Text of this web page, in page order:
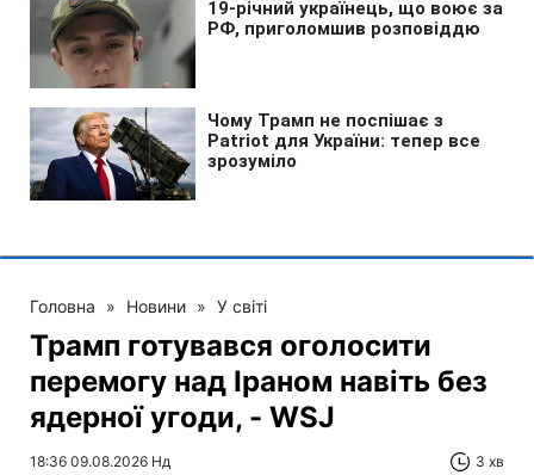
Головна » Новини » У світі
Трамп готувався оголосити
перемогу над Іраном навіть без
ядерної угоди, - WSJ
18:36 09.08.2026 Нд 3 хв